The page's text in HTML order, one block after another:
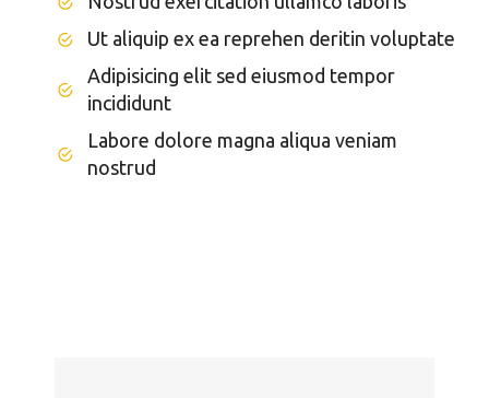
Ut aliquip ex ea reprehen deritin voluptate
Adipisicing elit sed eiusmod tempor
incididunt
Labore dolore magna aliqua veniam
nostrud